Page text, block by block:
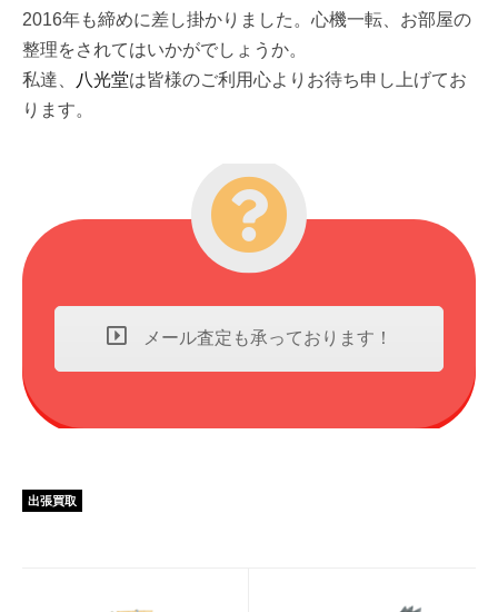
2016年も締めに差し掛かりました。心機一転、お部屋の
整理をされてはいかがでしょうか。
私達、
八光堂は皆様のご利用心よりお待ち申し上げてお
ります。
メール査定も承っております！
出張買取